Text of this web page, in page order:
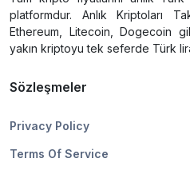
platformdur. Anlık Kriptoları
Ethereum, Litecoin, Dogecoin
yakın kriptoyu tek seferde Türk
Sözleşmeler
Privacy Policy
Terms Of Service